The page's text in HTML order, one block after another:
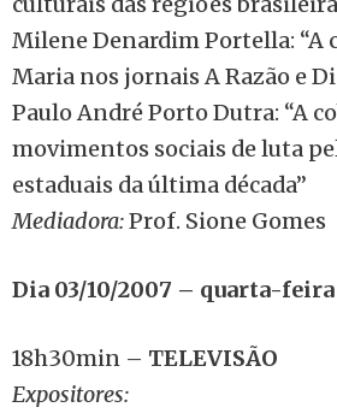
Milene Denardim Portella: “A
Maria nos jornais A Razão e
Paulo André Porto Dutra: “A
movimentos sociais de luta
estaduais da última década”
Mediadora:Prof. Sione Gomes
Dia 03/10/2007 – quarta-feira
18h30min – TELEVISÃO
Expositores: